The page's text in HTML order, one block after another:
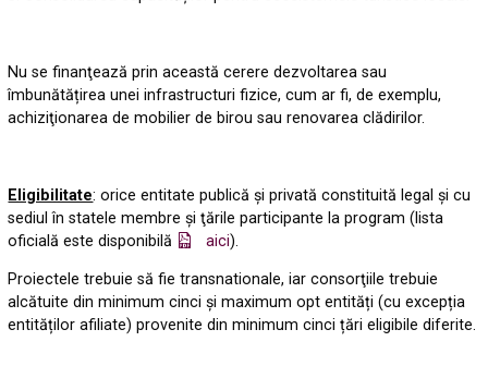
Nu se finanţează prin această cerere dezvoltarea sau
îmbunătățirea unei infrastructuri fizice, cum ar fi, de exemplu,
achiziţionarea de mobilier de birou sau renovarea clădirilor.
Eligibilitate: orice entitate publică şi privată constituită legal şi cu
sediul în statele membre şi ţările participante la program (lista
oficială este disponibilă
aici).
Proiectele trebuie să fie transnationale, iar consorţiile trebuie
alcătuite din minimum cinci și maximum opt entități (cu excepția
entităților afiliate) provenite din minimum cinci țări eligibile diferite.